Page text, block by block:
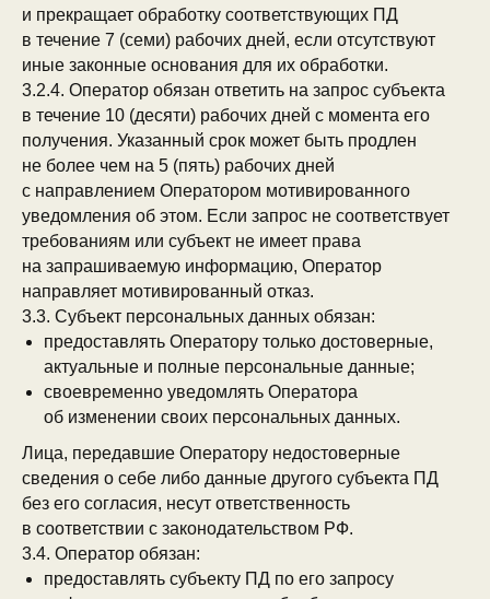
и прекращает обработку соответствующих ПД
в течение 7 (семи) рабочих дней, если отсутствуют
иные законные основания для их обработки.
3.2.4. Оператор обязан ответить на запрос субъекта
в течение 10 (десяти) рабочих дней с момента его
получения. Указанный срок может быть продлен
не более чем на 5 (пять) рабочих дней
с направлением Оператором мотивированного
уведомления об этом. Если запрос не соответствует
требованиям или субъект не имеет права
на запрашиваемую информацию, Оператор
направляет мотивированный отказ.
3.3. Субъект персональных данных обязан:
предоставлять Оператору только достоверные,
актуальные и полные персональные данные;
своевременно уведомлять Оператора
об изменении своих персональных данных.
Лица, передавшие Оператору недостоверные
сведения о себе либо данные другого субъекта ПД
без его согласия, несут ответственность
в соответствии с законодательством РФ.
3.4. Оператор обязан:
предоставлять субъекту ПД по его запросу